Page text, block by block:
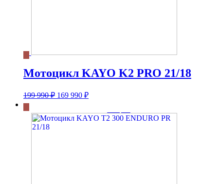
Мотоцикл KAYO K2 PRO 21/18
199 990₽ Первоначальная
199
169 990 ₽Текущая
990 ₽.